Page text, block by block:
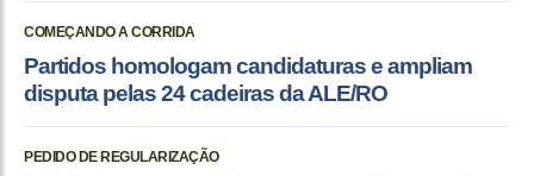
COMEÇANDO A CORRIDA
Partidos homologam candidaturas e ampliam
disputa pelas 24 cadeiras da ALE/RO
PEDIDO DE REGULARIZAÇÃO